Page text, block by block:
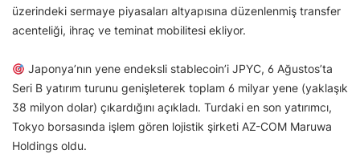
üzerindeki sermaye piyasaları altyapısına düzenlenmiş transfer
acenteliği, ihraç ve teminat mobilitesi ekliyor.
Japonya’nın yene endeksli stablecoin’i JPYC, 6 Ağustos’ta
Seri B yatırım turunu genişleterek toplam 6 milyar yene (yaklaşık
38 milyon dolar) çıkardığını açıkladı. Turdaki en son yatırımcı,
Tokyo borsasında işlem gören lojistik şirketi AZ-COM Maruwa
Holdings oldu.